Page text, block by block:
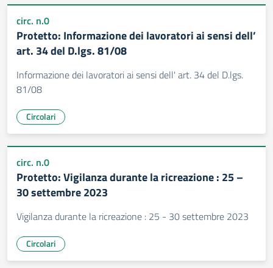
circ. n.0
Protetto: Informazione dei lavoratori ai sensi dell’
art. 34 del D.lgs. 81/08
Informazione dei lavoratori ai sensi dell' art. 34 del D.lgs.
81/08
Circolari
circ. n.0
Protetto: Vigilanza durante la ricreazione : 25 –
30 settembre 2023
Vigilanza durante la ricreazione : 25 - 30 settembre 2023
Circolari